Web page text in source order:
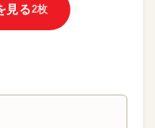
見る2枚